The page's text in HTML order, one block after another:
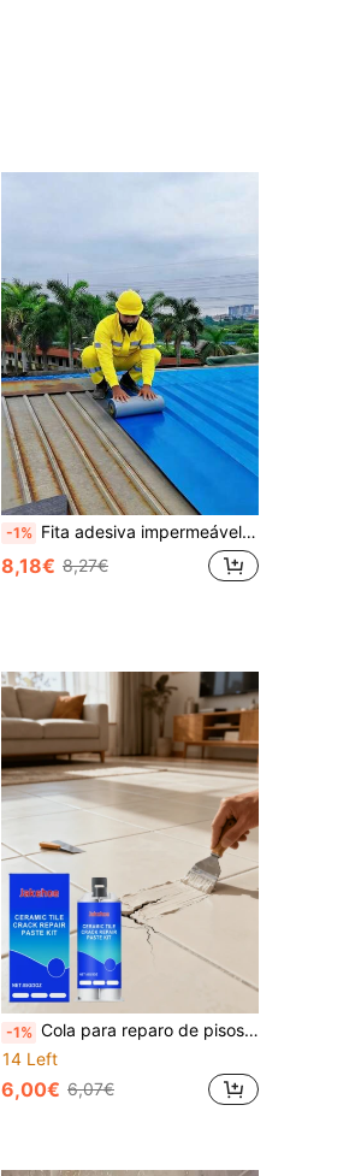
-1% Fita adesiva impermeável de 1/2 rolo, à prova d'água, isolante térmica, antiferrugem, super aderente, resistente a altas temperaturas, adequada para uso doméstico, superfícies metálicas em fábricas, reforma de telhados e chapas de ferro, vedação de rachaduras, materiais para reparos domésticos
8,18€ 8,27€
-1% Cola para reparo de pisos cerâmicos, adesivo para preenchimento de rachaduras e arranhões em pisos cerâmicos, reparo de materiais de pedra
14 Left
6,00€ 6,07€